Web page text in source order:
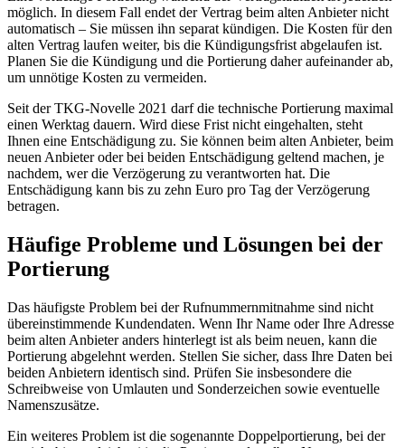
möglich. In diesem Fall endet der Vertrag beim alten Anbieter nicht
automatisch – Sie müssen ihn separat kündigen. Die Kosten für den
alten Vertrag laufen weiter, bis die Kündigungsfrist abgelaufen ist.
Planen Sie die Kündigung und die Portierung daher aufeinander ab,
um unnötige Kosten zu vermeiden.
Seit der TKG-Novelle 2021 darf die technische Portierung maximal
einen Werktag dauern. Wird diese Frist nicht eingehalten, steht
Ihnen eine Entschädigung zu. Sie können beim alten Anbieter, beim
neuen Anbieter oder bei beiden Entschädigung geltend machen, je
nachdem, wer die Verzögerung zu verantworten hat. Die
Entschädigung kann bis zu zehn Euro pro Tag der Verzögerung
betragen.
Häufige Probleme und Lösungen bei der
Portierung
Das häufigste Problem bei der Rufnummernmitnahme sind nicht
übereinstimmende Kundendaten. Wenn Ihr Name oder Ihre Adresse
beim alten Anbieter anders hinterlegt ist als beim neuen, kann die
Portierung abgelehnt werden. Stellen Sie sicher, dass Ihre Daten bei
beiden Anbietern identisch sind. Prüfen Sie insbesondere die
Schreibweise von Umlauten und Sonderzeichen sowie eventuelle
Namenszusätze.
Ein weiteres Problem ist die sogenannte Doppelportierung, bei der